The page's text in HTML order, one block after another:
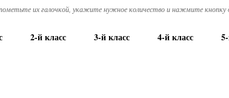
их галочкой, укажите нужное количество и нажмите кнопку
2-й класс 3-й класс 4-й класс